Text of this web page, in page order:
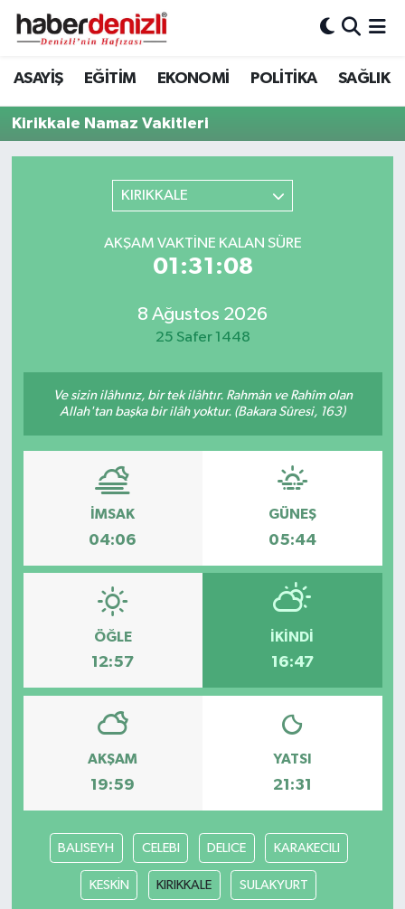
ASAYİŞ EĞİTİM EKONOMİ POLİTİKA SAĞLIK
Kirikkale Namaz Vakitleri
KIRIKKALE
AKŞAM VAKTINE KALAN SÜRE
01:31:08
8 Ağustos 2026
25 Safer 1448
Ve sizin ilâhınız, bir tek ilâhtır. Rahmân ve Rahîm olan
Allah'tan başka bir ilâh yoktur. (Bakara Sûresi, 163)
İMSAK
04:06
GÜNEŞ
05:44
ÖĞLE
12:57
İKINDI
16:47
AKŞAM
19:59
YATSI
21:31
BALISEYH CELEBI DELICE KARAKECILI
KESKİN KIRIKKALE SULAKYURT
Denizli Nöbetçi Eczaneler
Denizli Hava Durumu
Denizli Trafik Yoğunluk Haritası
Tüm Manşetler